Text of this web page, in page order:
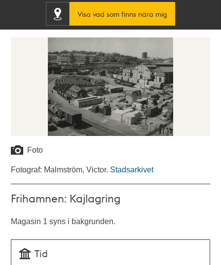
Visa vad som finns nära mig
Foto
Fotograf: Malmström, Victor. Stadsarkivet
Frihamnen: Kajlagring
Magasin 1 syns i bakgrunden.
Tid